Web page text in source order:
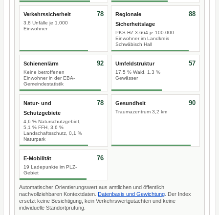
Verkehrssicherheit
3,8 Unfälle je 1.000
Einwohner
78
Regionale
Sicherheitslage
PKS-HZ 3.664 je 100.000
Einwohner im Landkreis
Schwäbisch Hall
88
Schienenlärm
Keine betroffenen
Einwohner in der EBA-
Gemeindestatistik
92 Umfeldstruktur
17,5 % Wald, 1,3 %
Gewässer
57
Natur- und
Schutzgebiete
4,6 % Naturschutzgebiet,
5,1 % FFH, 3,6 %
Landschaftsschutz, 0,1 %
Naturpark
78 Gesundheit
Traumazentrum 3,2 km
90
E-Mobilität
19 Ladepunkte im PLZ-
Gebiet
76
Automatischer Orientierungswert aus amtlichen und öffentlich
nachvollziehbaren Kontextdaten. Datenbasis und Gewichtung . Der Index
ersetzt keine Besichtigung, kein Verkehrswertgutachten und keine
individuelle Standortprüfung.